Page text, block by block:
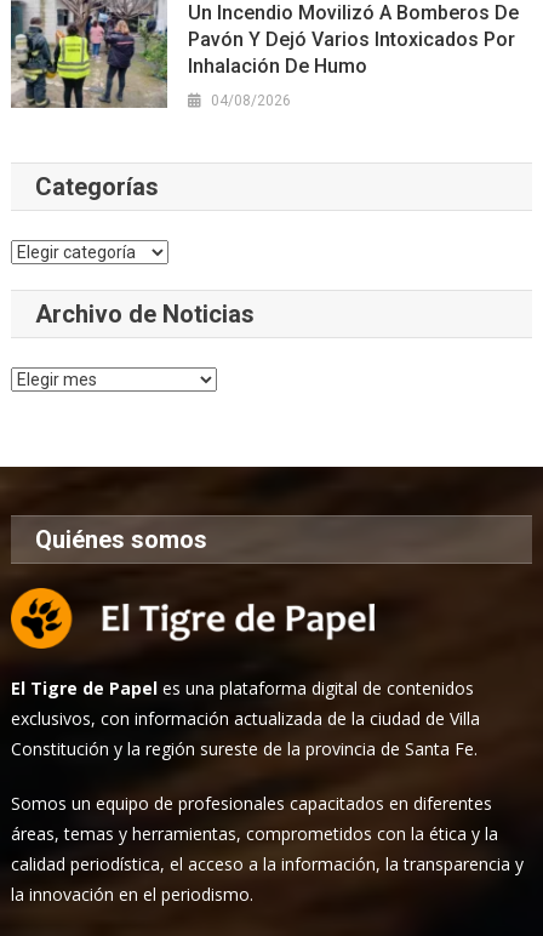
Un Incendio Movilizó A Bomberos De
Pavón Y Dejó Varios Intoxicados Por
Inhalación De Humo
04/08/2026
Categorías
Categorías
Archivo de Noticias
Archivo
Quiénes somos
El Tigre de Papel es una plataforma digital de contenidos
exclusivos, con información actualizada de la ciudad de Villa
Constitución y la región sureste de la provincia de Santa Fe.
Somos un equipo de profesionales capacitados en diferentes
áreas, temas y herramientas, comprometidos con la ética y la
calidad periodística, el acceso a la información, la transparencia y
la innovación en el periodismo.